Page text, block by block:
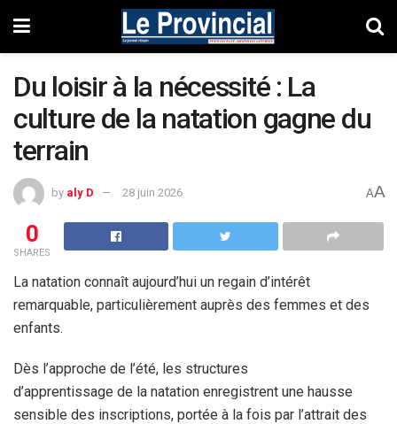
Du loisir à la nécessité : La
culture de la natation gagne du
terrain
by aly D 28 juin 2026 AA
0
SHARES
La natation connaît aujourd’hui un regain d’intérêt
remarquable, particulièrement auprès des femmes et des
enfants.
Dès l’approche de l’été, les structures
d’apprentissage de la natation enregistrent une hausse
sensible des inscriptions, portée à la fois par l’attrait des